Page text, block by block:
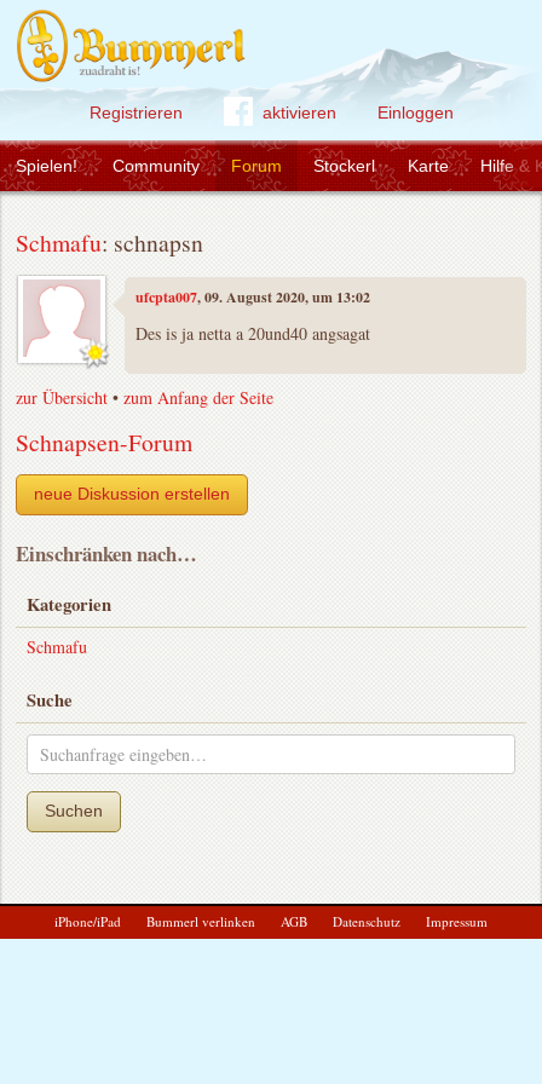
Registrieren aktivieren Einloggen
Community Forum Stockerl Karte Hilfe &
Spielen!
Schmafu: schnapsn
ufcpta007, 09. August 2020, um 13:02
Des is ja netta a 20und40 angsagat
zur Übersicht •zum Anfang der Seite
Schnapsen-Forum
neue Diskussion erstellen
Einschränken nach…
Kategorien
Schmafu
Suche
Suchen
iPhone/iPad Bummerl verlinken AGB Datenschutz Impressum